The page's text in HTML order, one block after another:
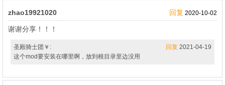
zhao19921020 回复 2020-10-02
谢谢分享！！！
圣殿骑士团￥: 回复 2021-04-19
这个mod要安装在哪里啊，放到根目录里边没用